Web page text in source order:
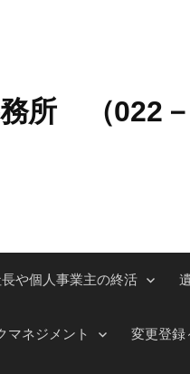
所 （022－
や個人事業主の終活
マネジメント 変更登録